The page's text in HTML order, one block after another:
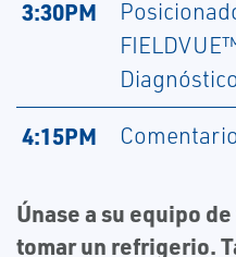
3:30PM
4:15PM
Únase a su equipo
tomar un refrigerio.